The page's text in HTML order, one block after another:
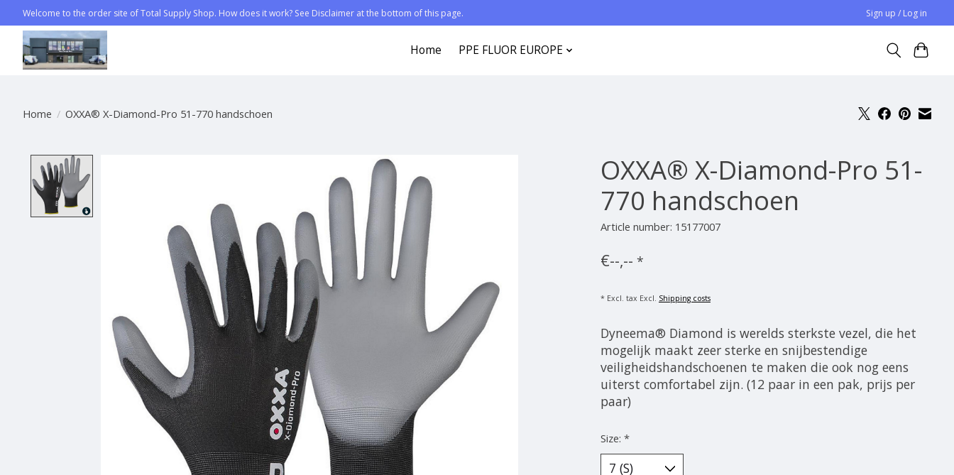
Welcome to the order site of Total Supply Shop. How does it work? See Disclaimer at the bottom of this page. Sign up / Log in
Home PPE FLUOR EUROPE
Home / OXXA® X-Diamond-Pro 51-770 handschoen
OXXA® X-Diamond-Pro 51-
770 handschoen
Article number: 15177007
€--,-- *
* Excl. tax Excl. Shipping costs
Dyneema® Diamond is werelds sterkste vezel, die het
mogelijk maakt zeer sterke en snijbestendige
veiligheidshandschoenen te maken die ook nog eens
uiterst comfortabel zijn. (12 paar in een pak, prijs per
paar)
Size: *